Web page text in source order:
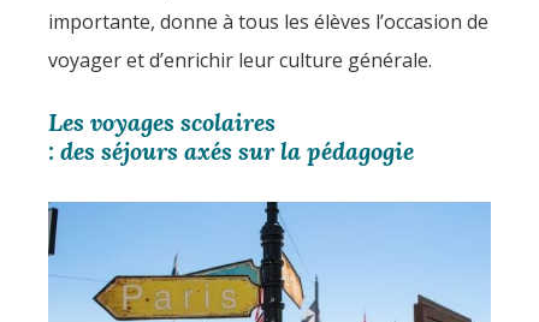
importante, donne à tous les élèves l’occasion de
voyager et d’enrichir leur culture générale.
Les voyages scolaires
: des séjours axés sur la pédagogie